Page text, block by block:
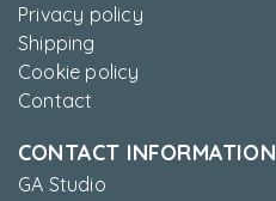
Privacy policy
Shipping
Cookie policy
Contact
CONTACT INFORMATION
GA Studio